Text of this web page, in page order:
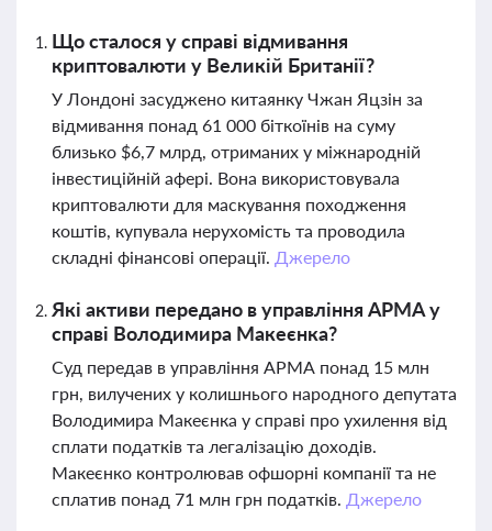
Що сталося у справі відмивання
криптовалюти у Великій Британії?
У Лондоні засуджено китаянку Чжан Яцзін за
відмивання понад 61 000 біткоїнів на суму
близько $6,7 млрд, отриманих у міжнародній
інвестиційній афері. Вона використовувала
криптовалюти для маскування походження
коштів, купувала нерухомість та проводила
складні фінансові операції. Джерело
Які активи передано в управління АРМА у
справі Володимира Макеєнка?
Суд передав в управління АРМА понад 15 млн
грн, вилучених у колишнього народного депутата
Володимира Макеєнка у справі про ухилення від
сплати податків та легалізацію доходів.
Макеєнко контролював офшорні компанії та не
сплатив понад 71 млн грн податків. Джерело